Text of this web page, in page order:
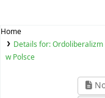
Home
Details for:Ordoliberalizm
w Polsce